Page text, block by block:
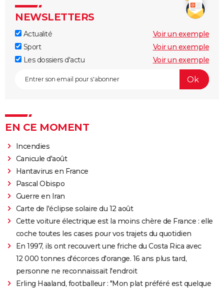
NEWSLETTERS
Actualité
Voir un exemple
Sport
Voir un exemple
Les dossiers d'actu
Voir un exemple
EN CE MOMENT
Incendies
Canicule d'août
Hantavirus en France
Pascal Obispo
Guerre en Iran
Carte de l'éclipse solaire du 12 août
Cette voiture électrique est la moins chère de France : elle
coche toutes les cases pour vos trajets du quotidien
En 1997, ils ont recouvert une friche du Costa Rica avec
12 000 tonnes d'écorces d'orange. 16 ans plus tard,
personne ne reconnaissait l'endroit
Erling Haaland, footballeur : "Mon plat préféré est quelque